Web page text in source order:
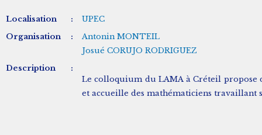
Localisation :
UPEC
Organisation
:
Antonin MONTEIL
Josué CORUJO RODRIGUEZ
Description
:
Le colloquium du LAMA à Créteil propose
et accueille des mathématiciens travaillant